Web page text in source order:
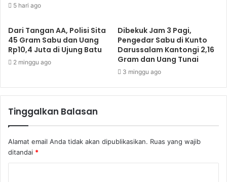
5 hari ago
Dari Tangan AA, Polisi Sita
45 Gram Sabu dan Uang
Rp10,4 Juta di Ujung Batu
2 minggu ago
Dibekuk Jam 3 Pagi,
Pengedar Sabu di Kunto
Darussalam Kantongi 2,16
Gram dan Uang Tunai
3 minggu ago
Tinggalkan Balasan
Alamat email Anda tidak akan dipublikasikan. Ruas yang wajib
ditandai *